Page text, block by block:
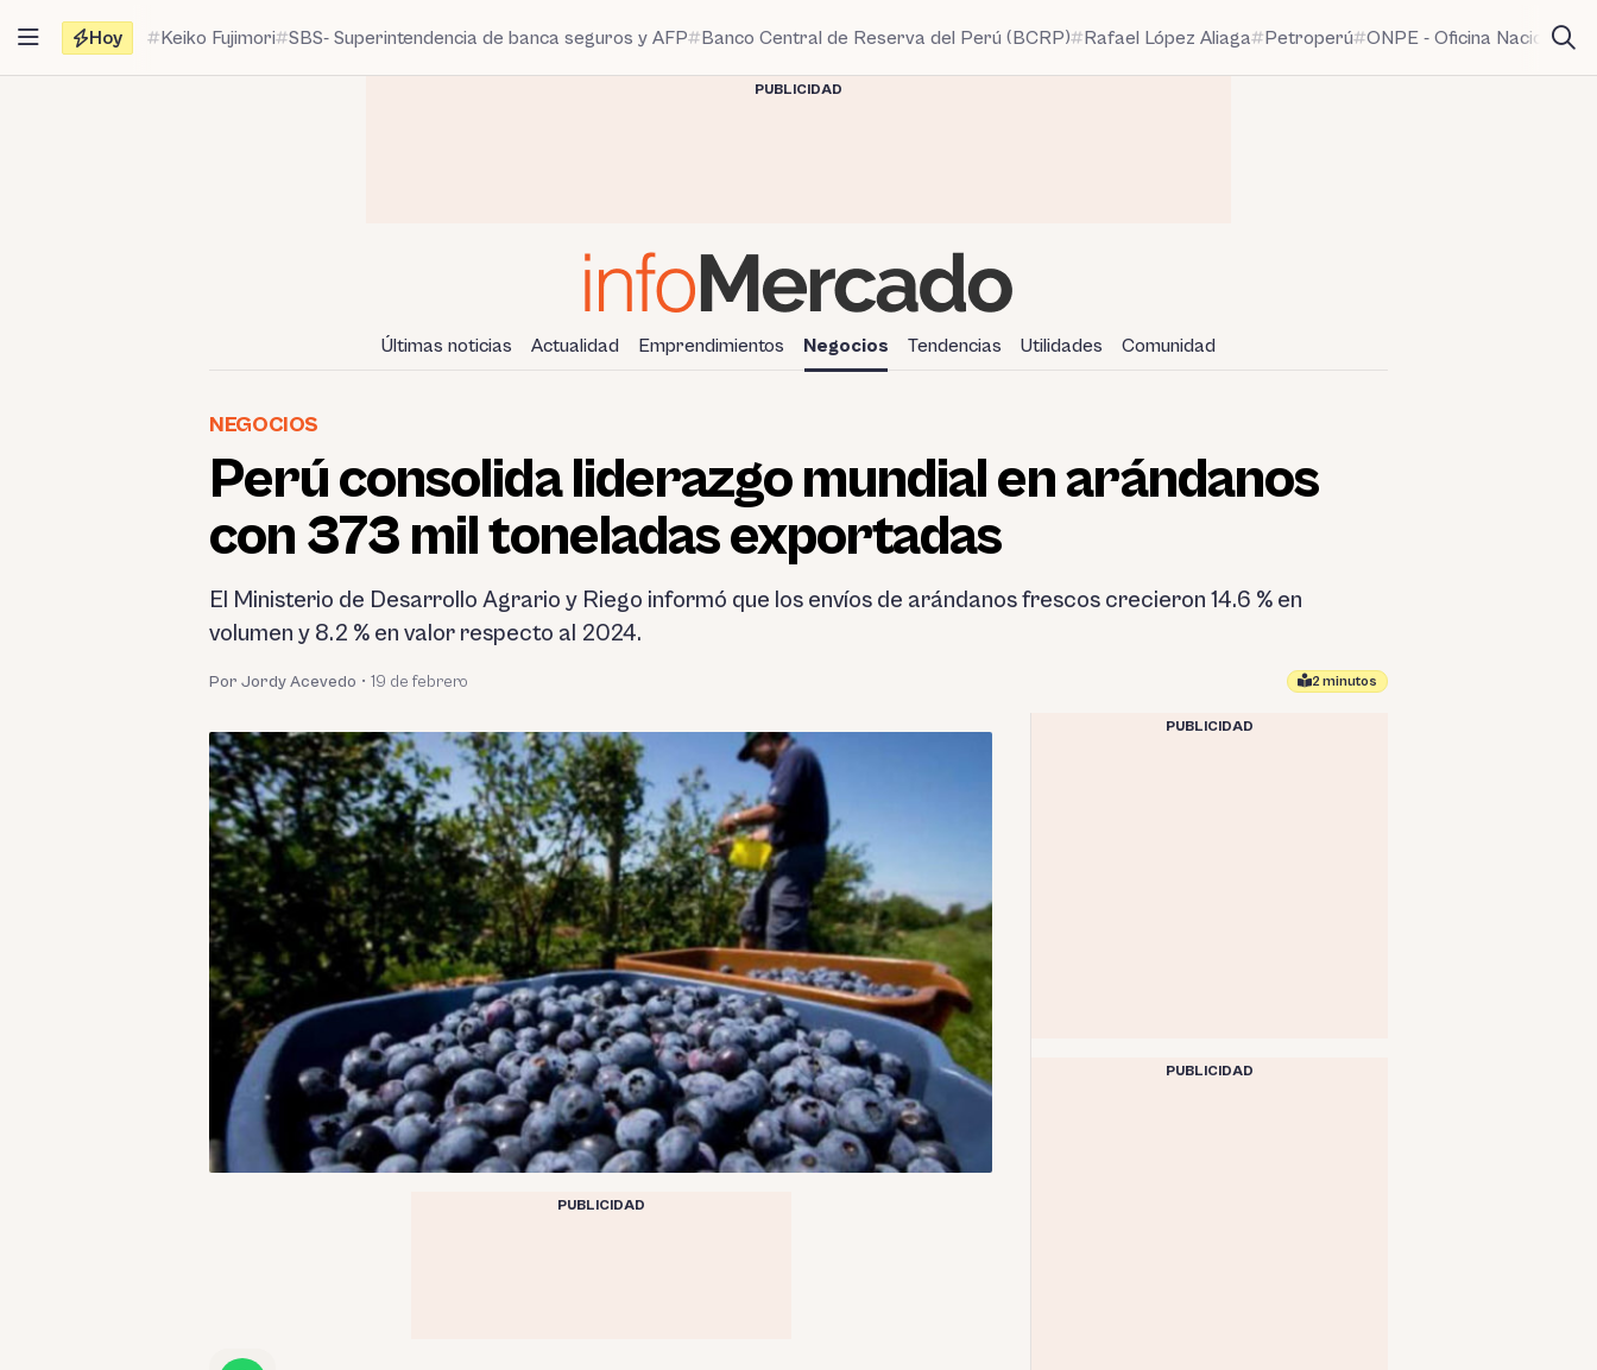
contenido
Hoy Keiko Fujimori SBS- Superintendencia de banca seguros y AFP Banco Central de Reserva del Perú (BCRP) Rafael López Aliaga Petroperú ONPE - Oficina Nacional
PUBLICIDAD
Últimas noticias Actualidad Emprendimientos Negocios Tendencias Utilidades Comunidad
NEGOCIOS
Perú consolida liderazgo mundial en arándanos
con 373 mil toneladas exportadas
El Ministerio de Desarrollo Agrario y Riego informó que los envíos de arándanos frescos crecieron 14.6 % en
volumen y 8.2 % en valor respecto al 2024.
Por Jordy Acevedo • 19 de febrero 2 minutos
PUBLICIDAD
PUBLICIDAD
PUBLICIDAD